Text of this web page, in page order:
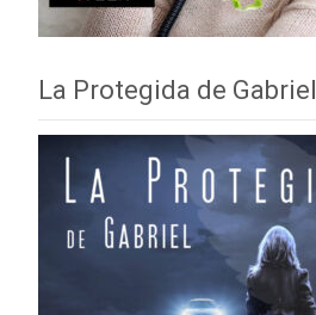
La Protegida de Gabriel